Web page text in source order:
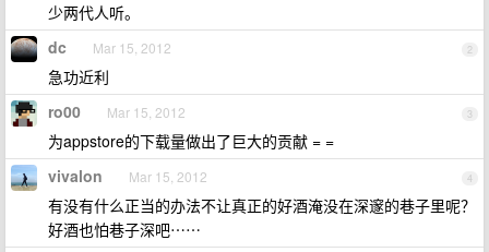
少两代人听。
2
dc Mar 15, 2012
急功近利
3
ro00 Mar 15, 2012
为appstore的下载量做出了巨大的贡献 = =
4
vivalon Mar 15, 2012
有没有什么正当的办法不让真正的好酒淹没在深邃的巷子里呢？
好酒也怕巷子深吧⋯⋯